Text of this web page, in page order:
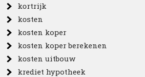
kortrijk
kosten
kosten koper
kosten koper berekenen
kosten uitbouw
krediet hypotheek